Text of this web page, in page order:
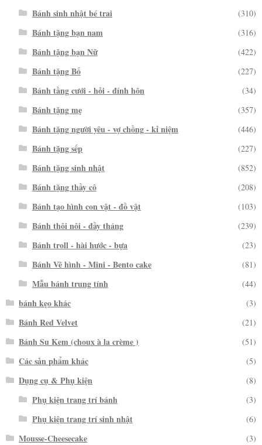
Bánh sinh nhật bé trai (310)
Bánh tặng bạn nam (316)
Bánh tặng bạn Nữ (422)
Bánh tặng Bố (227)
Bánh tầng cưới - hỏi - đính hôn (34)
Bánh tặng mẹ (357)
Bánh tặng người yêu - vợ chồng - kỉ niệm (446)
Bánh tặng sếp (227)
Bánh tặng sinh nhật (852)
Bánh tặng thầy cô (208)
Bánh tạo hình con vật - đồ vật (103)
Bánh thôi nôi - đầy tháng (239)
Bánh troll - hài hước - bựa (23)
Bánh Vẽ hình - Mini - Bento cake (81)
Mẫu bánh trung tính (44)
bánh kẹo khác (3)
Bánh Red Velvet (21)
Bánh Su Kem (choux à la crème ) (51)
Các sản phẩm khác (5)
Dụng cụ & Phụ kiện (8)
Phụ kiện trang trí bánh (3)
Phụ kiện trang trí sinh nhật (6)
Mousse-Cheesecake (3)